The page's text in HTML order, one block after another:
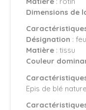
Dimensions de
Désignation :
Matière : tissu
Couleur
Epis de blé